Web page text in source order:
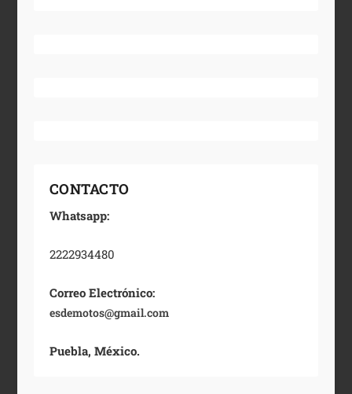
CONTACTO
Whatsapp:
2222934480
Correo Electrónico:
esdemotos@gmail.com
Puebla, México.